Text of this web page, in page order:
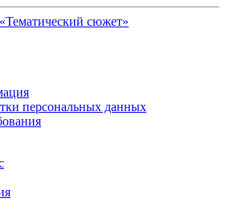
сюжет»
персональных данных